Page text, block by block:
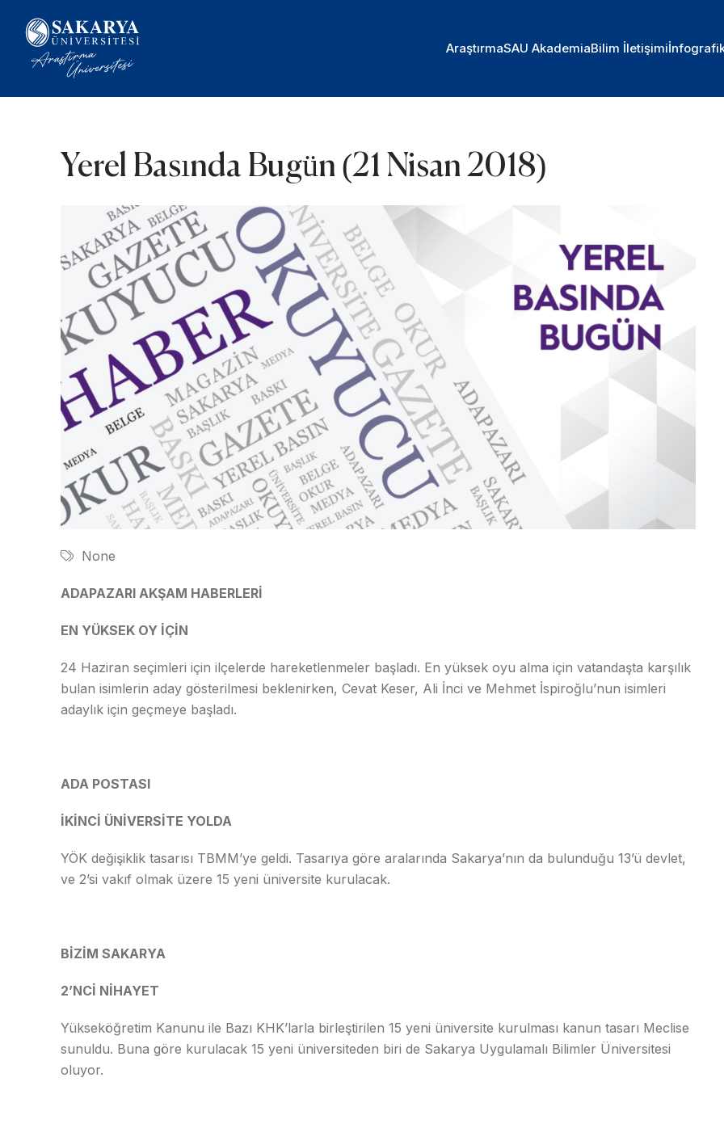
AraştırmaSAU AkademiaBilim İletişimi
Yerel Basında Bugün (21 Nisan 2018)
None
ADAPAZARI AKŞAM HABERLERİ
EN YÜKSEK OY İÇİN
24 Haziran seçimleri için ilçelerde hareketlenmeler başladı. En yüksek oyu alma için vatandaşta karşılık
bulan isimlerin aday gösterilmesi beklenirken, Cevat Keser, Ali İnci ve Mehmet İspiroğlu’nun isimleri
adaylık için geçmeye başladı.
ADA POSTASI
İKİNCİ ÜNİVERSİTE YOLDA
YÖK değişiklik tasarısı TBMM’ye geldi. Tasarıya göre aralarında Sakarya’nın da bulunduğu 13’ü devlet,
ve 2’si vakıf olmak üzere 15 yeni üniversite kurulacak.
BİZİM SAKARYA
2’NCİ NİHAYET
Yükseköğretim Kanunu ile Bazı KHK’larla birleştirilen 15 yeni üniversite kurulması kanun tasarı Meclise
sunuldu. Buna göre kurulacak 15 yeni üniversiteden biri de Sakarya Uygulamalı Bilimler Üniversitesi
oluyor.